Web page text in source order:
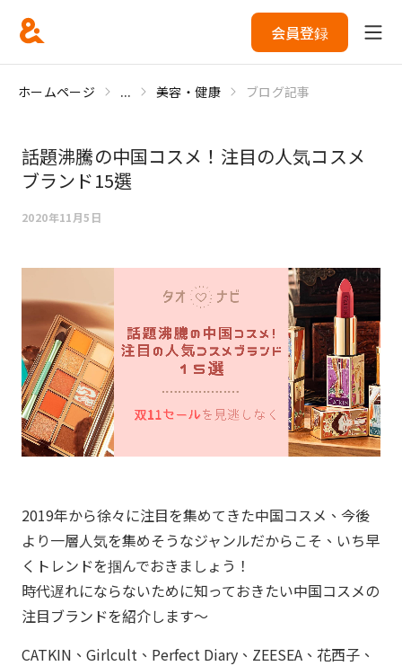
会員登録
ホームページ ... 美容・健康 ブログ記事
話題沸騰の中国コスメ！注目の人気コスメ
ブランド15選
2020年11月5日
2019年から徐々に注目を集めてきた中国コスメ、今後
より一層人気を集めそうなジャンルだからこそ、いち早
くトレンドを掴んでおきましょう！
時代遅れにならないために知っておきたい中国コスメの
注目ブランドを紹介します～
CATKIN、Girlcult、Perfect Diary、ZEESEA、花西子、